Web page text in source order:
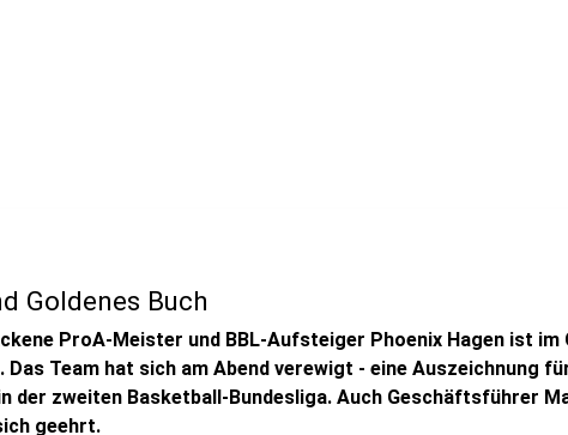
Goldenes Buch
ProA-Meister und BBL-Aufsteiger Phoenix Hagen ist im
Das Team hat sich am Abend verewigt - eine Auszeichnung
der zweiten Basketball-Bundesliga. Auch Geschäftsführer
geehrt.